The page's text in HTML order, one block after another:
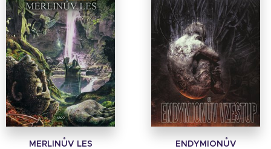
MERLINŮV LES
ENDYMIONŮV